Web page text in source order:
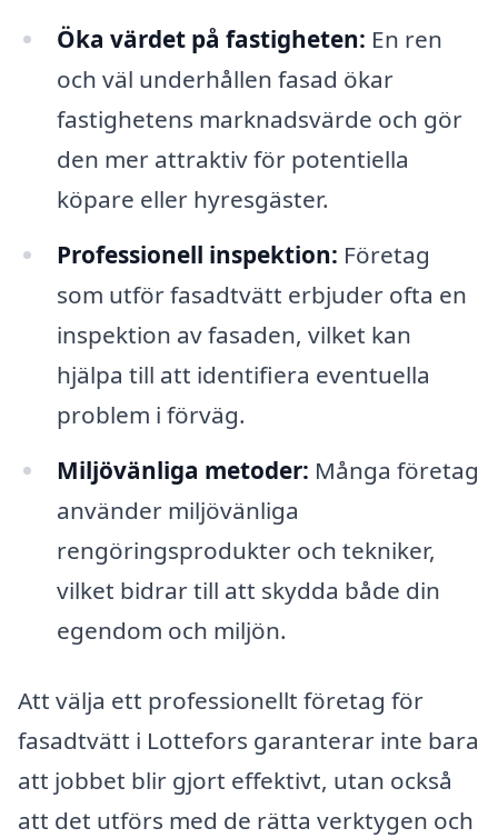
Öka värdet på fastigheten: En ren
och väl underhållen fasad ökar
fastighetens marknadsvärde och gör
den mer attraktiv för potentiella
köpare eller hyresgäster.
Professionell inspektion: Företag
som utför fasadtvätt erbjuder ofta en
inspektion av fasaden, vilket kan
hjälpa till att identifiera eventuella
problem i förväg.
Miljövänliga metoder: Många företag
använder miljövänliga
rengöringsprodukter och tekniker,
vilket bidrar till att skydda både din
egendom och miljön.
Att välja ett professionellt företag för
fasadtvätt i Lottefors garanterar inte bara
att jobbet blir gjort effektivt, utan också
att det utförs med de rätta verktygen och